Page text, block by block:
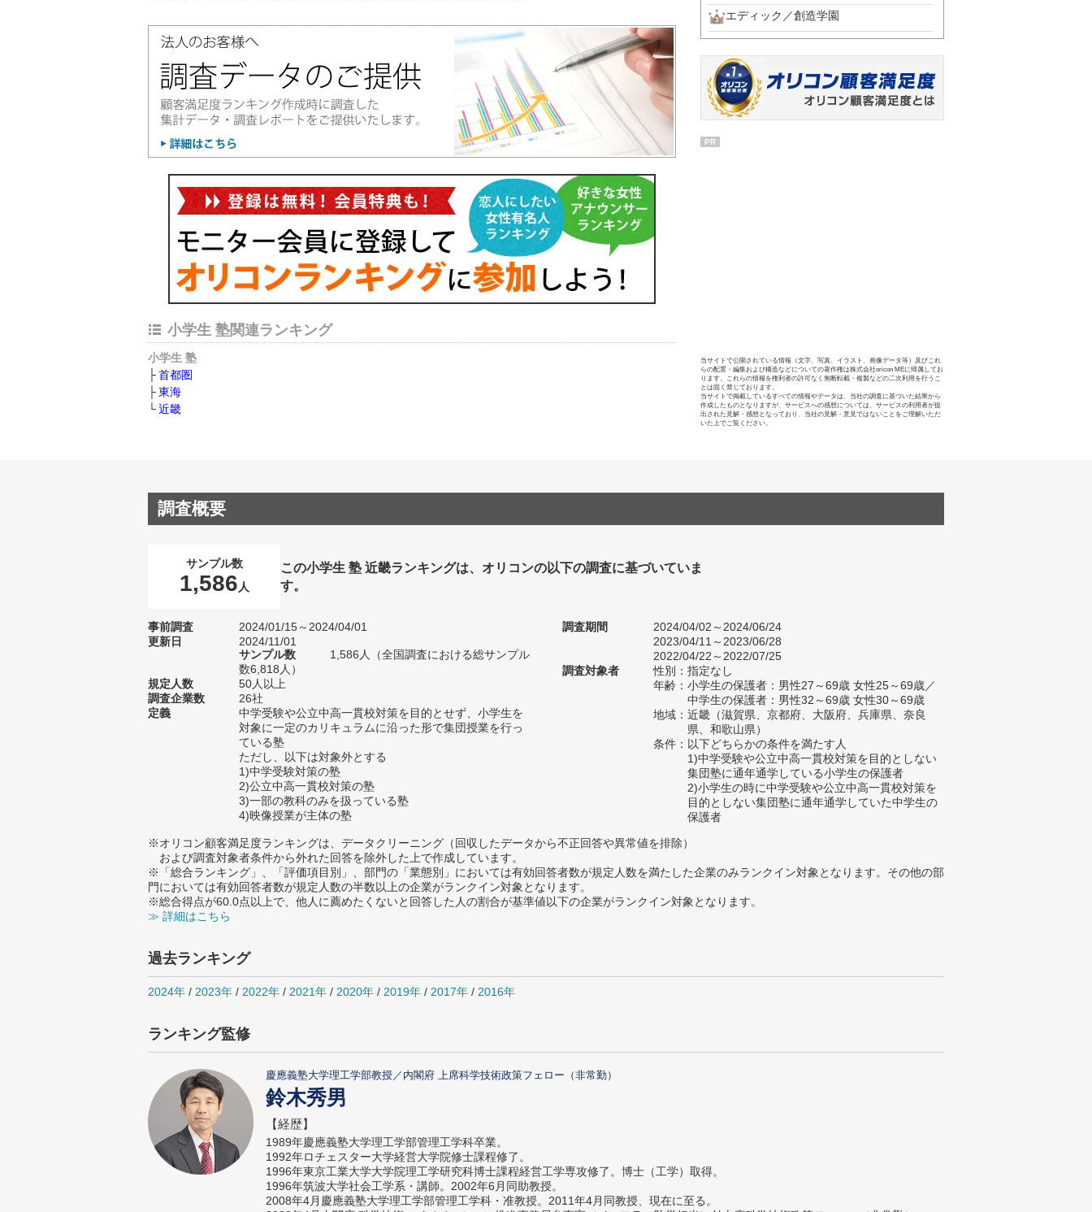
小学生 塾関連ランキング
小学生 塾
首都圏
東海
近畿
エディック／創造学園
PR
当サイトで公開されている情報（文字、写真、イラスト、画像データ等）及びこれ
らの配置・編集および構造などについての著作権は株式会社oricon MEに帰属してお
ります。これらの情報を権利者の許可なく無断転載・複製などの二次利用を行うこ
とは固く禁じております。
当サイトで掲載しているすべての情報やデータは、当社の調査に基づいた結果から
作成したものとなりますが、サービスへの感想については、サービスの利用者が提
出された見解・感想となっており、当社の見解・意見ではないことをご理解いただ
いた上でご覧ください。
調査概要
サンプル数
1,586 人
この小学生 塾 近畿ランキングは、オリコンの以下の調査に基づいていま
す。
事前調査
2024/01/15～2024/04/01
更新日
2024/11/01
サンプル数
1,586人（全国調査における総サンプル
数6,818人）
規定人数
50人以上
調査企業数
26社
定義
中学受験や公立中高一貫校対策を目的とせず、小学生を
対象に一定のカリキュラムに沿った形で集団授業を行っ
ている塾
ただし、以下は対象外とする
1)中学受験対策の塾
2)公立中高一貫校対策の塾
3)一部の教科のみを扱っている塾
4)映像授業が主体の塾
調査期間
2024/04/02～2024/06/24
2023/04/11～2023/06/28
2022/04/22～2022/07/25
調査対象者
性別：指定なし
年齢：小学生の保護者：男性27～69歳 女性25～69歳／
中学生の保護者：男性32～69歳 女性30～69歳
地域：近畿（滋賀県、京都府、大阪府、兵庫県、奈良
県、和歌山県）
条件：以下どちらかの条件を満たす人
1)中学受験や公立中高一貫校対策を目的としない
集団塾に通年通学している小学生の保護者
2)小学生の時に中学受験や公立中高一貫校対策を
目的としない集団塾に通年通学していた中学生の
保護者
※オリコン顧客満足度ランキングは、データクリーニング（回収したデータから不正回答や異常値を排除）
および調査対象者条件から外れた回答を除外した上で作成しています。
※「総合ランキング」、「評価項目別」、部門の「業態別」においては有効回答者数が規定人数を満たした企業のみランクイン対象となります。その他の部
門においては有効回答者数が規定人数の半数以上の企業がランクイン対象となります。
※総合得点が60.0点以上で、他人に薦めたくないと回答した人の割合が基準値以下の企業がランクイン対象となります。
≫ 詳細はこちら
過去ランキング
2024年 / 2023年 / 2022年 / 2021年 / 2020年 / 2019年 / 2017年 / 2016年
ランキング監修
慶應義塾大学理工学部教授／内閣府 上席科学技術政策フェロー（非常勤）
鈴木秀男
【経歴】
1989年慶應義塾大学理工学部管理工学科卒業。
1992年ロチェスター大学経営大学院修士課程修了。
1996年東京工業大学大学院理工学研究科博士課程経営工学専攻修了。博士（工学）取得。
1996年筑波大学社会工学系・講師。2002年6月同助教授。
2008年4月慶應義塾大学理工学部管理工学科・准教授。2011年4月同教授、現在に至る。